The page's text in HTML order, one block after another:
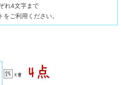
れ4文字まで
をご利用ください。